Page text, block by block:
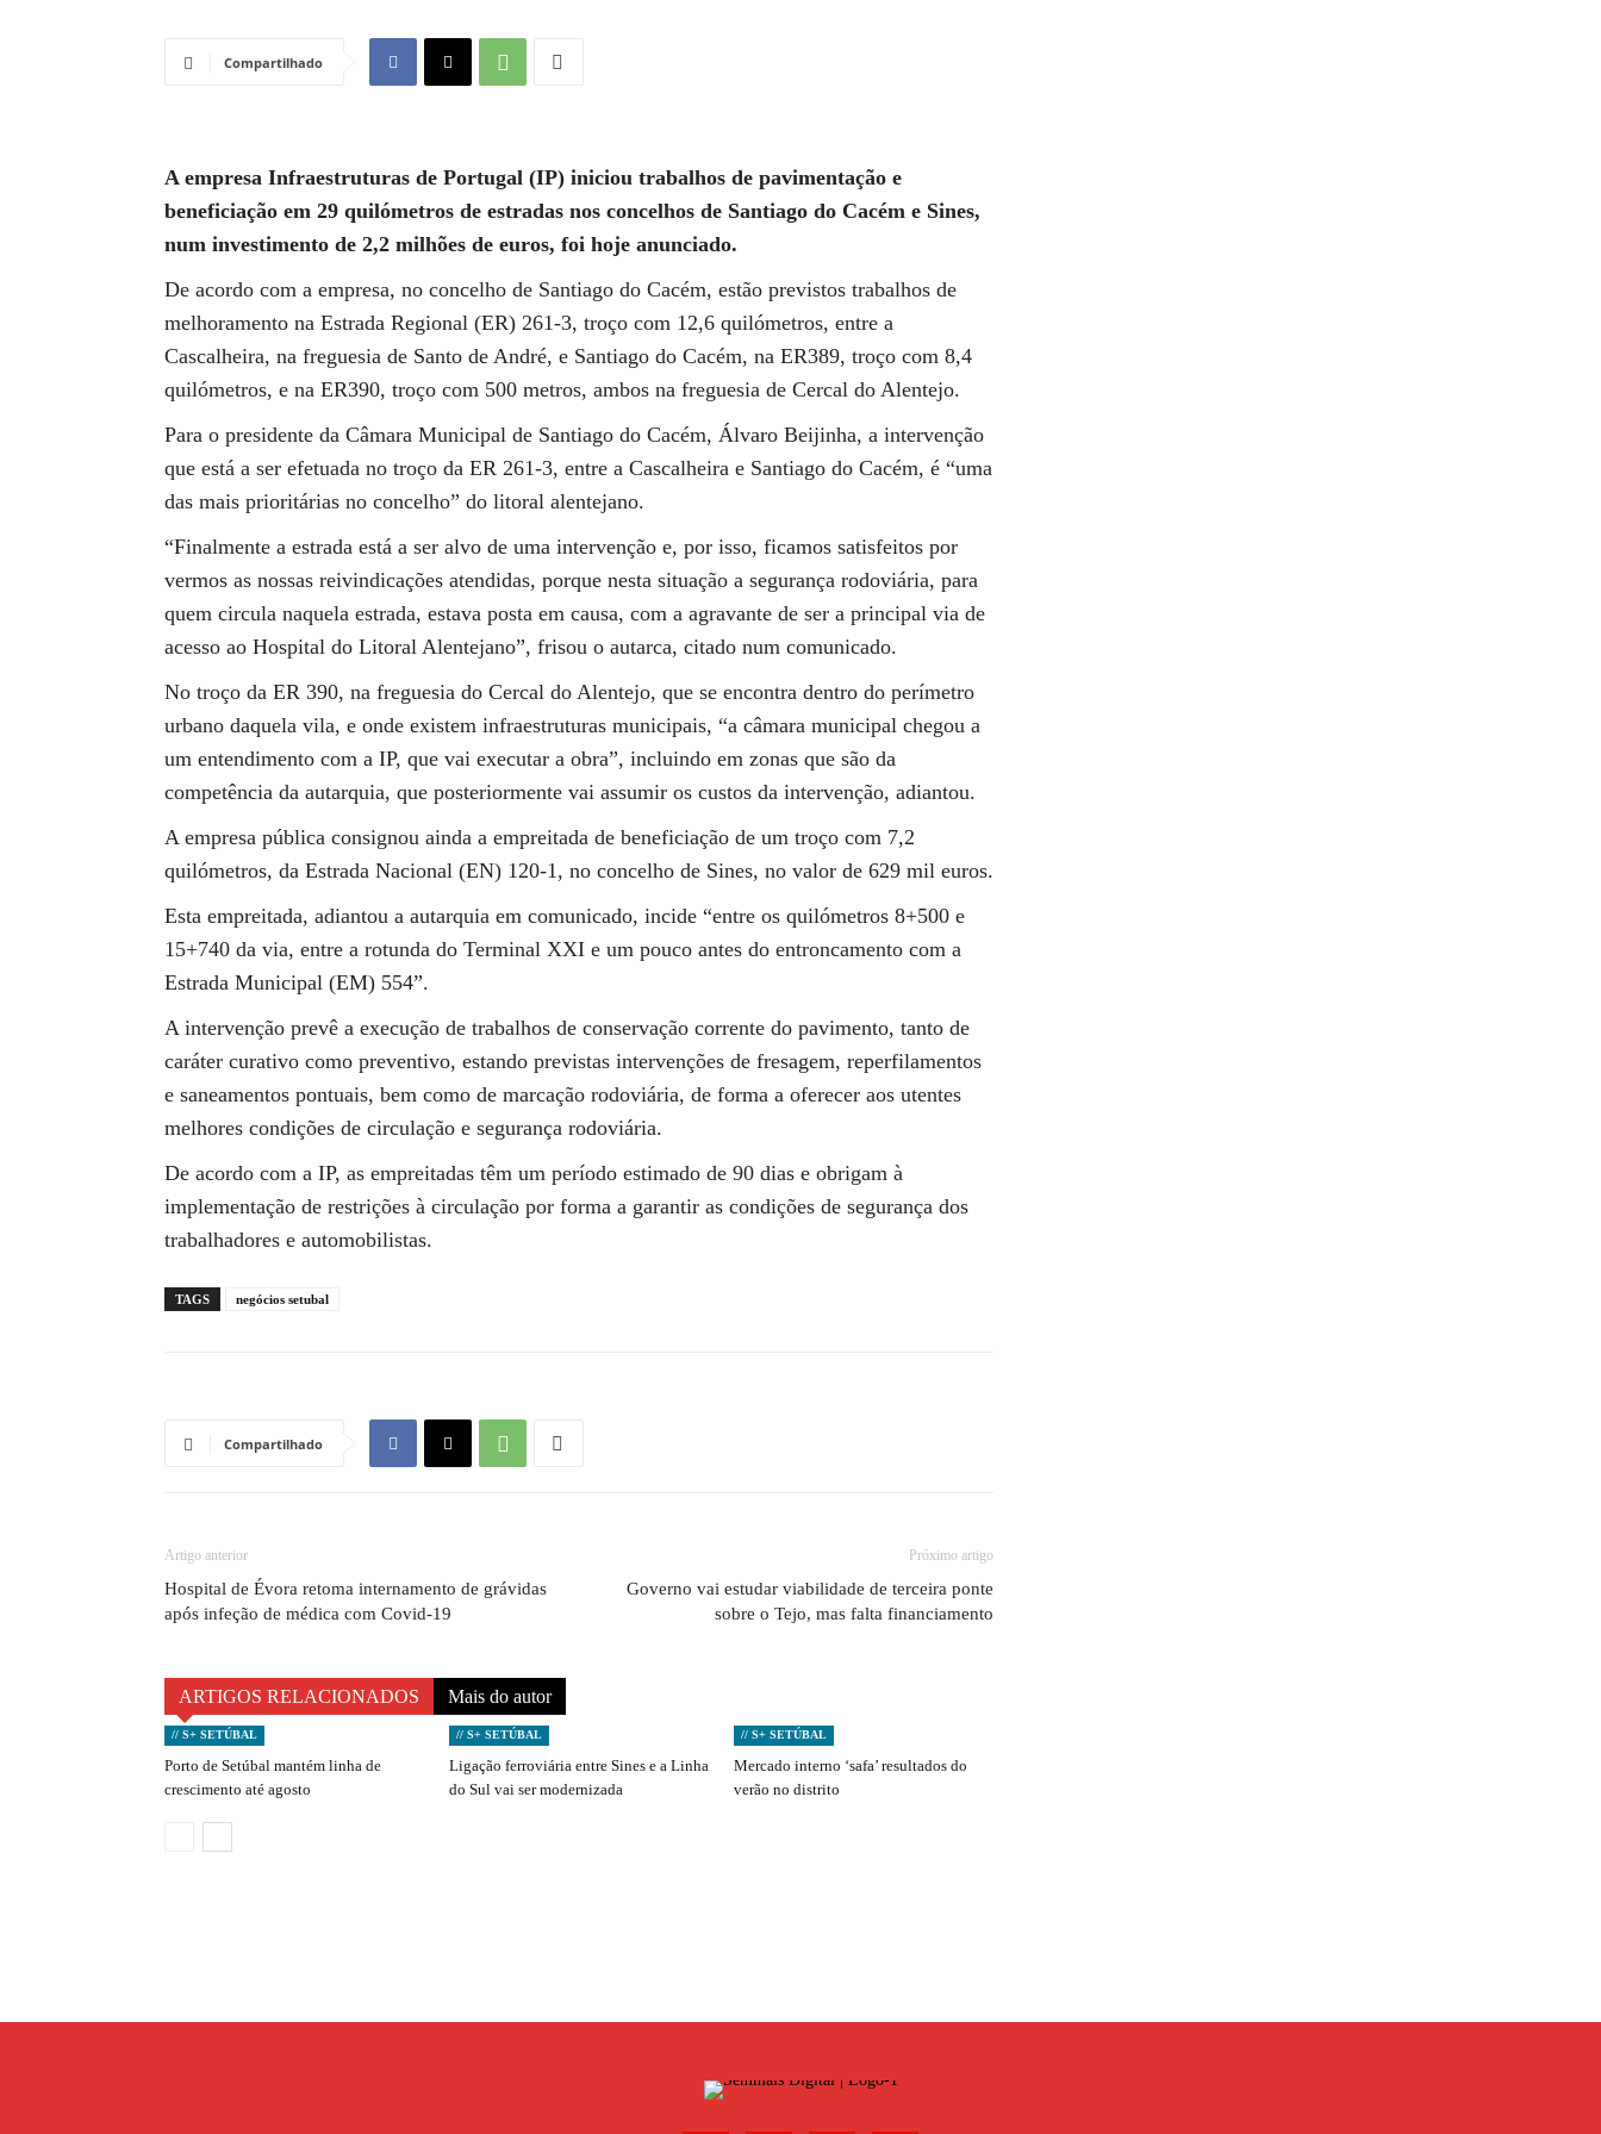
Compartilhado
A empresa Infraestruturas de Portugal (IP) iniciou trabalhos de pavimentação e
beneficiação em 29 quilómetros de estradas nos concelhos de Santiago do Cacém e Sines,
num investimento de 2,2 milhões de euros, foi hoje anunciado.
De acordo com a empresa, no concelho de Santiago do Cacém, estão previstos trabalhos de
melhoramento na Estrada Regional (ER) 261-3, troço com 12,6 quilómetros, entre a
Cascalheira, na freguesia de Santo de André, e Santiago do Cacém, na ER389, troço com 8,4
quilómetros, e na ER390, troço com 500 metros, ambos na freguesia de Cercal do Alentejo.
Para o presidente da Câmara Municipal de Santiago do Cacém, Álvaro Beijinha, a intervenção
que está a ser efetuada no troço da ER 261-3, entre a Cascalheira e Santiago do Cacém, é “uma
das mais prioritárias no concelho” do litoral alentejano.
“Finalmente a estrada está a ser alvo de uma intervenção e, por isso, ficamos satisfeitos por
vermos as nossas reivindicações atendidas, porque nesta situação a segurança rodoviária, para
quem circula naquela estrada, estava posta em causa, com a agravante de ser a principal via de
acesso ao Hospital do Litoral Alentejano”, frisou o autarca, citado num comunicado.
No troço da ER 390, na freguesia do Cercal do Alentejo, que se encontra dentro do perímetro
urbano daquela vila, e onde existem infraestruturas municipais, “a câmara municipal chegou a
um entendimento com a IP, que vai executar a obra”, incluindo em zonas que são da
competência da autarquia, que posteriormente vai assumir os custos da intervenção, adiantou.
A empresa pública consignou ainda a empreitada de beneficiação de um troço com 7,2
quilómetros, da Estrada Nacional (EN) 120-1, no concelho de Sines, no valor de 629 mil euros.
Esta empreitada, adiantou a autarquia em comunicado, incide “entre os quilómetros 8+500 e
15+740 da via, entre a rotunda do Terminal XXI e um pouco antes do entroncamento com a
Estrada Municipal (EM) 554”.
A intervenção prevê a execução de trabalhos de conservação corrente do pavimento, tanto de
caráter curativo como preventivo, estando previstas intervenções de fresagem, reperfilamentos
e saneamentos pontuais, bem como de marcação rodoviária, de forma a oferecer aos utentes
melhores condições de circulação e segurança rodoviária.
De acordo com a IP, as empreitadas têm um período estimado de 90 dias e obrigam à
implementação de restrições à circulação por forma a garantir as condições de segurança dos
trabalhadores e automobilistas.
TAGS negócios setubal
Compartilhado
Artigo anterior
Hospital de Évora retoma internamento de grávidas
após infeção de médica com Covid-19
Próximo artigo
Governo vai estudar viabilidade de terceira ponte
sobre o Tejo, mas falta financiamento
ARTIGOS RELACIONADOS Mais do autor
// S+ SETÚBAL
Porto de Setúbal mantém linha de
crescimento até agosto
// S+ SETÚBAL
Ligação ferroviária entre Sines e a Linha
do Sul vai ser modernizada
// S+ SETÚBAL
Mercado interno ‘safa’ resultados do
verão no distrito